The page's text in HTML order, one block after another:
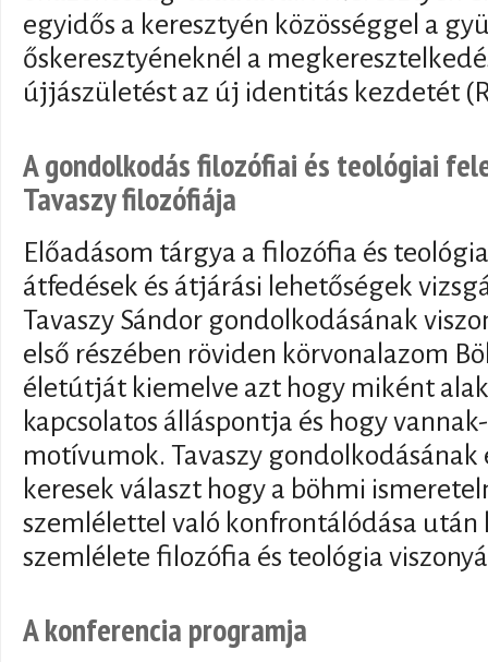
egyidős a keresztyén közösséggel a
őskeresztyéneknél a
újjászületést az új identitás kezdetét
A gondolkodás filozófiai és teológiai
Tavaszy filozófiája
Előadásom tárgya a filozófia és
átfedések és átjárási lehetőségek
Tavaszy Sándor gondolkodásának
első részében röviden körvonalazom
életútját kiemelve azt hogy miként
kapcsolatos álláspontja és hogy
motívumok. Tavaszy
keresek választ hogy a böhmi
szemlélettel való konfrontálódása
szemlélete filozófia és teológia
A konferencia programja